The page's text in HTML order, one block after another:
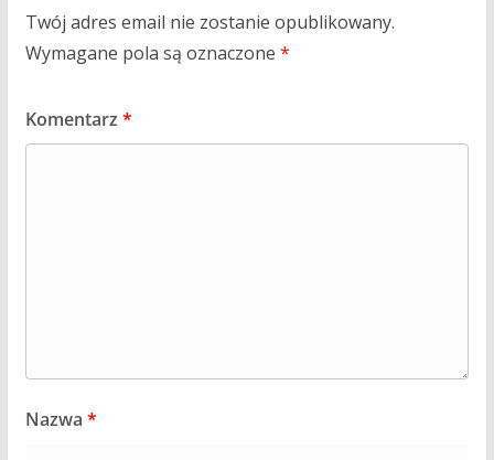
Twój adres email nie zostanie opublikowany.
Wymagane pola są oznaczone *
Komentarz *
Nazwa *